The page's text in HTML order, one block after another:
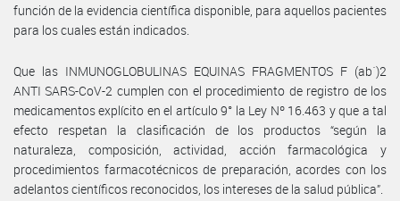
función de la evidencia científica disponible, para aquellos pacientes
para los cuales están indicados.
Que las INMUNOGLOBULINAS EQUINAS FRAGMENTOS F (ab´)2
ANTI SARS-CoV-2 cumplen con el procedimiento de registro de los
medicamentos explícito en el artículo 9° la Ley Nº 16.463 y que a tal
efecto respetan la clasificación de los productos “según la
naturaleza, composición, actividad, acción farmacológica y
procedimientos farmacotécnicos de preparación, acordes con los
adelantos científicos reconocidos, los intereses de la salud pública”.